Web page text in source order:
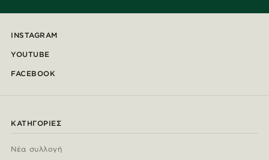
INSTAGRAM
YOUTUBE
FACEBOOK
ΚΑΤΗΓΟΡΊΕΣ
Νέα συλλογή